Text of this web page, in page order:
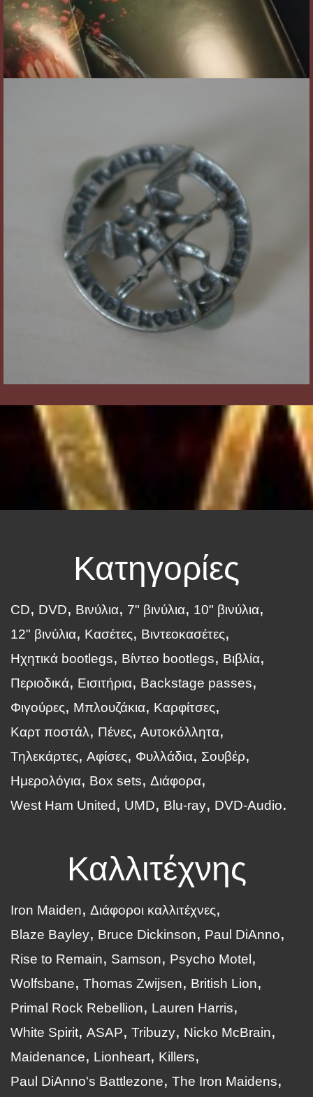
Κατηγορίες
CD DVD Βινύλια 7" βινύλια
10" βινύλια
12" βινύλια
Κασέτες
Βιντεοκασέτες
Ηχητικά bootlegs
Βίντεο bootlegs
Βιβλία
Περιοδικά
Εισιτήρια
Backstage passes
Φιγούρες
Μπλουζάκια
Καρφίτσες
Καρτ ποστάλ
Πένες
Αυτοκόλλητα
Τηλεκάρτες
Αφίσες Φυλλάδια
Σουβέρ
Ημερολόγια
Box sets
Διάφορα
West Ham United
UMD Blu-ray DVD-Audio
Καλλιτέχνης
Iron Maiden
Διάφοροι καλλιτέχνες
Blaze Bayley
Bruce Dickinson
Paul DiAnno
Rise to Remain
Samson
Psycho Motel
Wolfsbane
Thomas Zwijsen
British Lion
Primal Rock Rebellion
Lauren Harris
White Spirit ASAP Tribuzy
Nicko McBrain
Maidenance
Lionheart
Killers
Paul DiAnno's Battlezone
The Iron Maidens